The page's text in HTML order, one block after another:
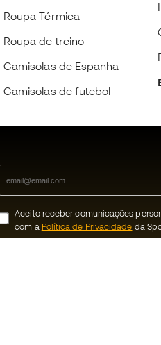
Roupa Térmica
Roupa de treino
Camisolas de Espanha
Camisolas de futebol
Aceito receber comunicações
com a Política de Privacidade da